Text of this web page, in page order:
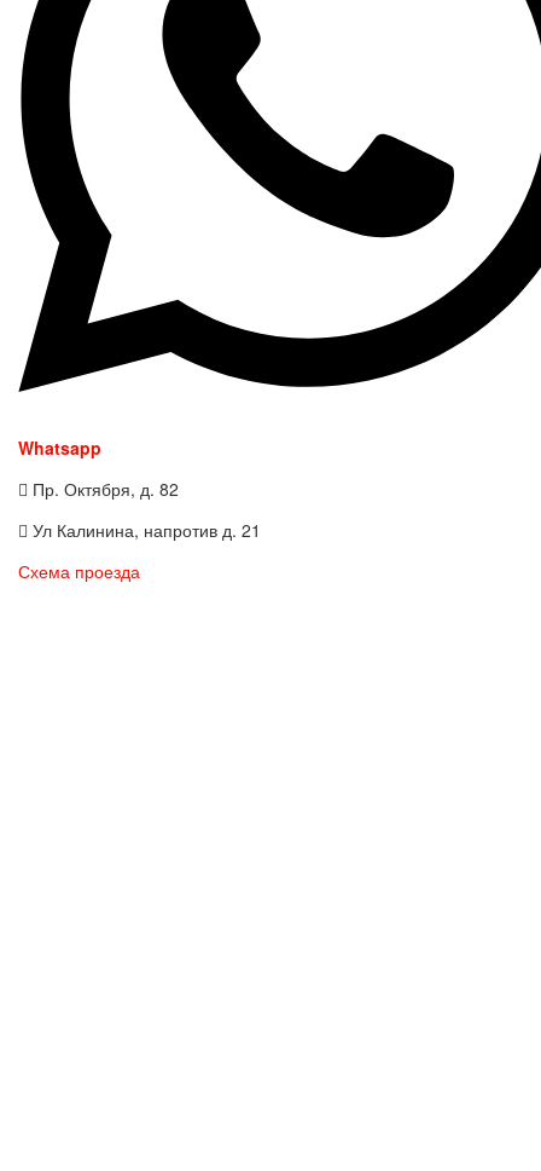
Whatsapp
Пр. Октября, д. 82
Ул Калинина, напротив д. 21
Схема проезда